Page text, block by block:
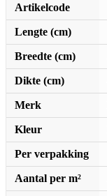
Artikelcode
Lengte (cm)
Breedte (cm)
Dikte (cm)
Merk
Kleur
Per verpakking
Aantal per m²